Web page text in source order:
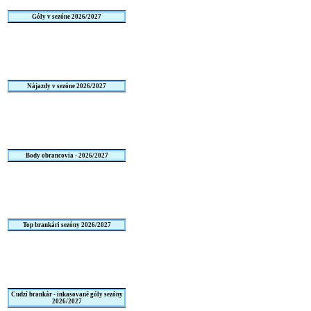
Góly v sezóne 2026/2027
Nájazdy v sezóne 2026/2027
Body obrancovia - 2026/2027
Top brankári sezóny 2026/2027
Cudzí brankár - inkasované góly sezóny
2026/2027